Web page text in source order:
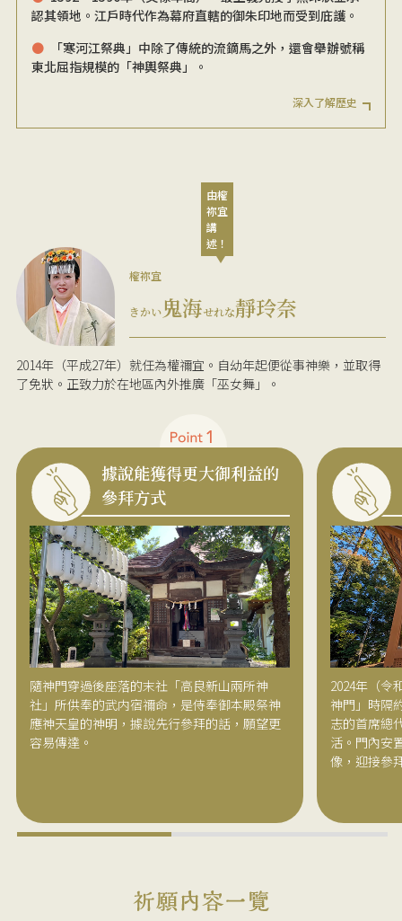
認其領地。江戶時代作為幕府直轄的御朱印地而受到庇護。
「寒河江祭典」中除了傳統的流鏑馬之外，還會舉辦號稱
東北屈指規模的「神輿祭典」。
深入了解歷史
由權
祢宜
講
述！
權祢宜
きかい鬼海せれな靜玲奈
2014年（平成27年）就任為權禰宜。自幼年起便從事神樂，並取得
了免狀。正致力於在地區內外推廣「巫女舞」。
據說能獲得更大御利益的
參拜方式
隨神門穿過後座落的末社「高良新山兩所神
社」所供奉的武内宿禰命，是侍奉御本殿祭神
應神天皇的神明，據說先行參拜的話，願望更
容易傳達。
2024年（令
神門」時隔
志的首席總
活。門內安
像，迎接參